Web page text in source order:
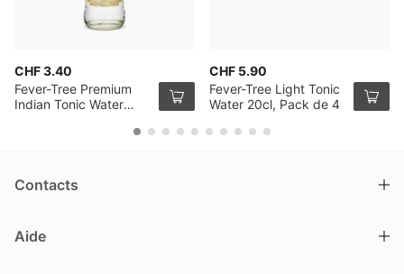
CHF 3.40
Fever-Tree Premium
Indian Tonic Water
CHF 5.90
Fever-Tree Light Tonic
Water 20cl, Pack de 4
Contacts
Nüschelerstrasse 35
Aide